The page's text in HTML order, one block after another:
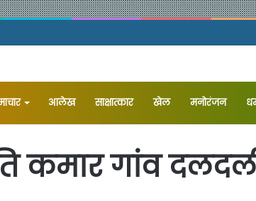
आलेख ⁠साक्षात्कार खेल मनोरंजन
कमार गांव